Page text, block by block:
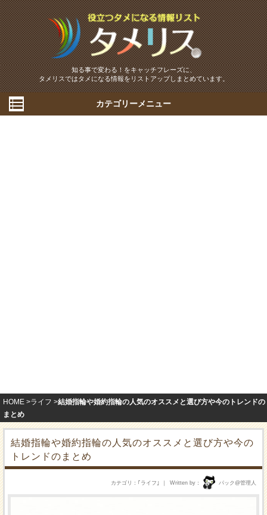
知る事で変わる！をキャッチフレーズに、
タメリスではタメになる情報をリストアップしまとめています。
カテゴリーメニュー
HOME ライフ
結婚指輪や婚約指輪の人気のオススメと選び方や今のトレンドの
まとめ
結婚指輪や婚約指輪の人気のオススメと選び方や今の
トレンドのまとめ
Written by パック@管理人
カテゴリ ｢ ライフ ｣